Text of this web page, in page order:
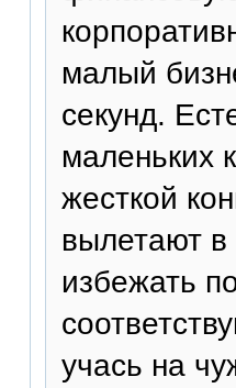
малый
секунд.
маленьких
жесткой
вылетают в
избежать
учась на